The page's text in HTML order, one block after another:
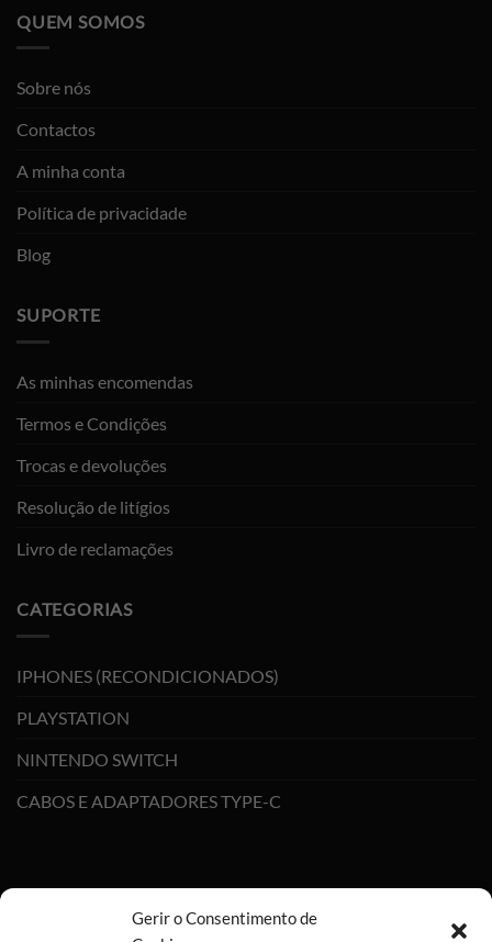
Gerir o Consentimento de
QUEM SOMOS
Sobre nós
Contactos
A minha conta
Política de privacidade
Blog
SUPORTE
As minhas encomendas
Termos e Condições
Trocas e devoluções
Resolução de litígios
Livro de reclamações
CATEGORIAS
IPHONES (RECONDICIONADOS)
PLAYSTATION
NINTENDO SWITCH
CABOS E ADAPTADORES TYPE-C